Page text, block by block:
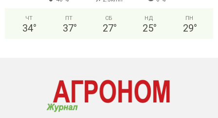
ЧТ
34°
ПТ
37°
СБ
27°
НД
25°
ПН
29°